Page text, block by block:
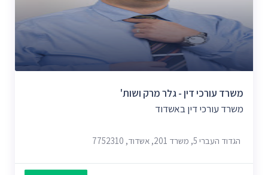
משרד עורכי דין - גלר מרק ושות'
משרד עורכי דין באשדוד
הגדוד העברי 5, משרד 201, אשדוד, 7752310